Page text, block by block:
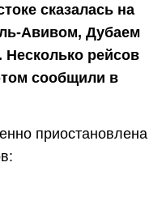
сказалась на
Авивом, Дубаем
рейсов
сообщили в
приостановлена